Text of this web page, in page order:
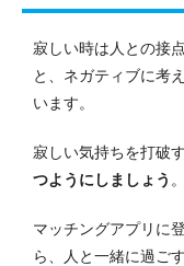
寂しい時は人との接
と、ネガティブに考
います。
寂しい気持ちを打破
つようにしましょう 。
マッチングアプリに
ら、人と一緒に過ご